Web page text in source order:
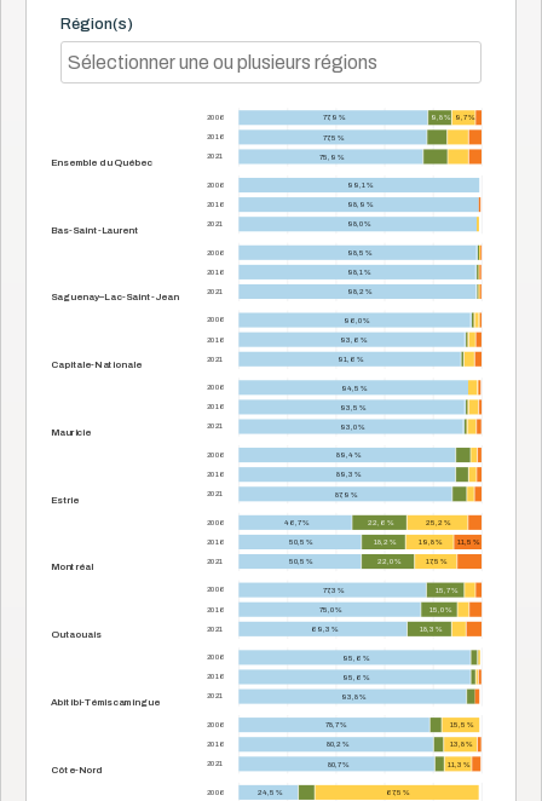
Région(s)
77,9 % 9,8 % 9,7 %
77,5 %
75,9 %
99,1 %
98,9 %
98,0 %
98,5 %
98,1 %
98,2 %
96,0 %
93,6 %
91,6 %
94,5 %
93,5 %
93,0 %
89,4 %
89,3 %
87,9 %
46,7 % 22,6 % 25,2 %
50,5 % 18,2 % 19,8 % 11,5 %
50,5 % 22,0 % 17,5 %
77,3 % 15,7 %
75,0 % 15,0 %
69,3 % 18,3 %
95,6 %
95,6 %
93,8 %
78,7 % 15,5 %
80,2 % 13,8 %
80,7 % 11,3 %
24,5 % 67,5 %
Ensemble du Québec
2006
2016
2021
Bas-Saint-Laurent
2006
2016
2021
Saguenay–Lac-Saint-Jean
2006
2016
2021
Capitale-Nationale
2006
2016
2021
Mauricie
2006
2016
2021
Estrie
2006
2016
2021
Montréal
2006
2016
2021
Outaouais
2006
2016
2021
Abitibi-Témiscamingue
2006
2016
2021
Côte-Nord
2006
2016
2021
2006